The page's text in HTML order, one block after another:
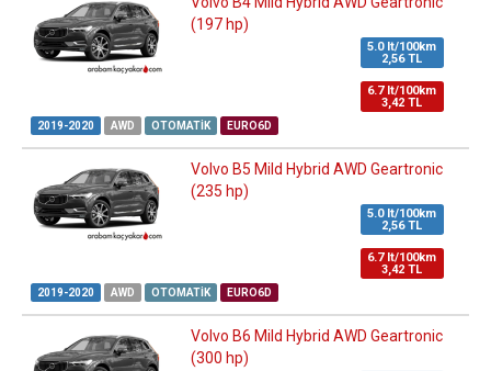
(197 hp)
5.0 lt/100km
2,56 TL
6.7 lt/100km
3,42 TL
2019-2020 AWD OTOMATIK EURO6D
Volvo B5 Mild Hybrid AWD Geartronic
(235 hp)
5.0 lt/100km
2,56 TL
6.7 lt/100km
3,42 TL
2019-2020 AWD OTOMATIK EURO6D
Volvo B6 Mild Hybrid AWD Geartronic
(300 hp)